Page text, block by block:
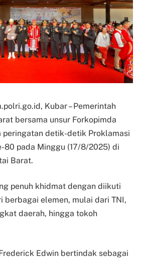
Kubar – Pemerintah
bersama unsur Forkopimda
peringatan detik-detik Proklamasi
80 pada Minggu (17/8/2025) di
Barat.
penuh khidmat dengan diikuti
berbagai elemen, mulai dari TNI,
daerah, hingga tokoh
Edwin bertindak sebagai